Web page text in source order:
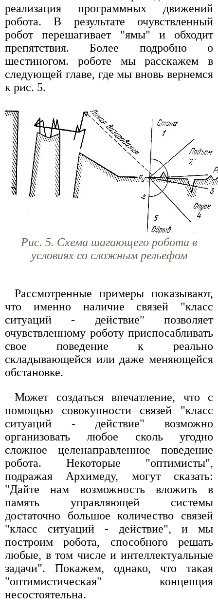
реализация программных движений
робота. В результате очувствленный
робот перешагивает "ямы" и обходит
препятствия. Более подробно о
шестиногом. роботе мы расскажем в
следующей главе, где мы вновь вернемся
к рис. 5.
Рис. 5. Схема шагающего робота в
условиях со сложным рельефом
Рассмотренные примеры показывают,
что именно наличие связей "класс
ситуаций - действие" позволяет
очувствленному роботу приспосабливать
свое поведение к реально
складывающейся или даже меняющейся
обстановке.
Может создаться впечатление, что с
помощью совокупности связей "класс
ситуаций - действие" возможно
организовать любое сколь угодно
сложное целенаправленное поведение
робота. Некоторые "оптимисты",
подражая Архимеду, могут сказать:
"Дайте нам возможность вложить в
память управляющей системы
достаточно большое количество связей
"класс ситуаций - действие", и мы
построим робота, способного решать
любые, в том числе и интеллектуальные
задачи". Покажем, однако, что такая
"оптимистическая" концепция
несостоятельна.